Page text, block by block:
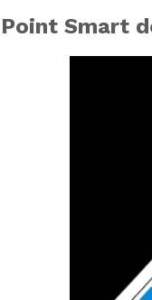
Point Smart